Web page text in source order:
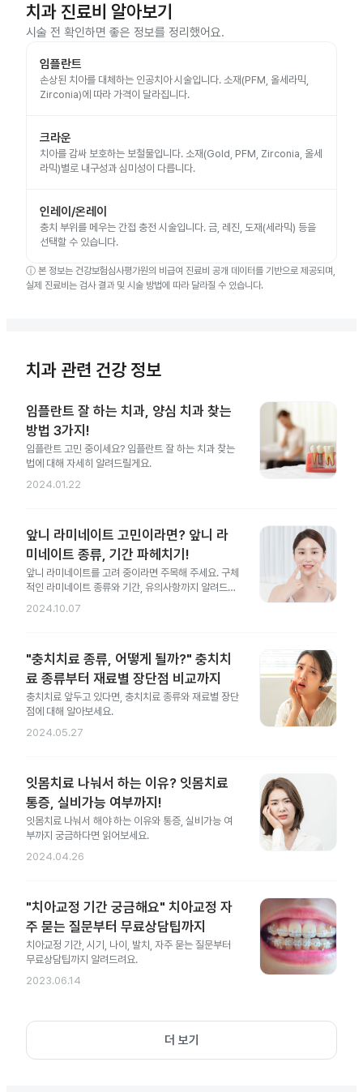
치과 진료비 알아보기
시술 전 확인하면 좋은 정보를 정리했어요.
임플란트
손상된 치아를 대체하는 인공치아 시술입니다. 소재(PFM, 올세라믹,
Zirconia)에 따라 가격이 달라집니다.
크라운
치아를 감싸 보호하는 보철물입니다. 소재(Gold, PFM, Zirconia, 올세
라믹)별로 내구성과 심미성이 다릅니다.
인레이/온레이
충치 부위를 메우는 간접 충전 시술입니다. 금, 레진, 도재(세라믹) 등을
선택할 수 있습니다.
ⓘ 본 정보는 건강보험심사평가원의 비급여 진료비 공개 데이터를 기반으로 제공되며,
실제 진료비는 검사 결과 및 시술 방법에 따라 달라질 수 있습니다.
치과 관련 건강 정보
임플란트 잘 하는 치과, 양심 치과 찾는
방법 3가지!
임플란트 고민 중이세요? 임플란트 잘 하는 치과 찾는
법에 대해 자세히 알려드릴게요.
2024.01.22
앞니 라미네이트 고민이라면? 앞니 라
미네이트 종류, 기간 파헤치기!
앞니 라미네이트를 고려 중이라면 주목해 주세요. 구체
적인 라미네이트 종류와 기간, 유의사항까지 알려드릴
게요.
2024.10.07
"충치치료 종류, 어떻게 될까?" 충치치
료 종류부터 재료별 장단점 비교까지
충치치료 앞두고 있다면, 충치치료 종류와 재료별 장단
점에 대해 알아보세요.
2024.05.27
잇몸치료 나눠서 하는 이유? 잇몸치료
통증, 실비가능 여부까지!
잇몸치료 나눠서 해야 하는 이유와 통증, 실비가능 여
부까지 궁금하다면 읽어보세요.
2024.04.26
"치아교정 기간 궁금해요" 치아교정 자
주 묻는 질문부터 무료상담팁까지
치아교정 기간, 시기, 나이, 발치, 자주 묻는 질문부터
무료상담팁까지 알려드려요.
2023.06.14
더 보기